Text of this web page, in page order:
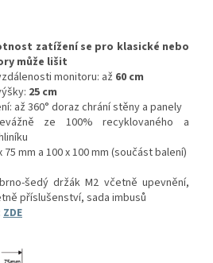
zatížení se pro klasické nebo
může lišit
monitoru: až 60 cm
25 cm
až 360° doraz chrání stěny a panely
ze 100% recyklovaného a
75 mm a 100 x 100 mm (součást balení)
šedý držák M2 včetně upevnění,
příslušenství, sada imbusů
ZDE